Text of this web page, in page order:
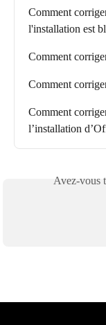
Comment
l'installation est
Comment
Comment
Comment
l’installation
Avez-vous